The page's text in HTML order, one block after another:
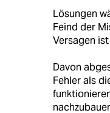
Lösungen
Feind der
Versagen
Davon
Fehler als